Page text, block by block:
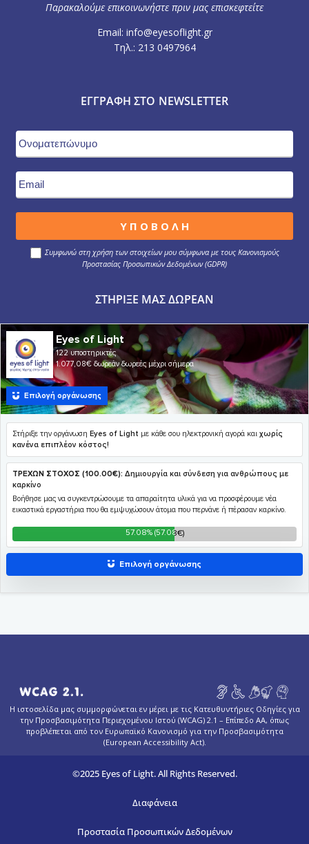
Παρακαλούμε επικοινωνήστε πριν μας επισκεφτείτε
Email: info@eyesoflight.gr
Τηλ.: 213 0497964
ΕΓΓΡΑΦΉ ΣΤΟ NEWSLETTER
Συμφωνώ στη χρήση των στοιχείων μου σύμφωνα με τους Κανονισμούς
Προστασίας Προσωπικών Δεδομένων (GDPR)
ΣΤΉΡΙΞΕ ΜΑΣ ΔΩΡΕΆΝ
Η ιστοσελίδα μας συμμορφώνεται εν μέρει με τις Κατευθυντήριες Οδηγίες για
την Προσβασιμότητα Περιεχομένου Ιστού (WCAG) 2.1 – Επίπεδο AA, όπως
προβλέπεται από τον Ευρωπαϊκό Κανονισμό για την Προσβασιμότητα
(European Accessibility Act).
©2025 Eyes of Light. All Rights Reserved.
Διαφάνεια
Προστασία Προσωπικών Δεδομένων